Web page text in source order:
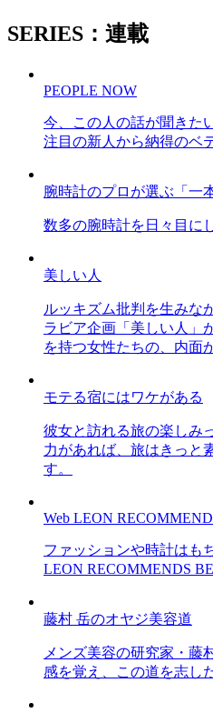
SERIES：連載
PEOPLE NOW
今、この人の話が聞きた
注目の新人から納得のベ
腕時計のプロが選ぶ「一
数多の腕時計を日々目に
美しい人
ルッキズム批判を生みな
ラビア企画「美しい人」
を持つ女性たちの、内面
モテる宿にはワケがある
彼女と訪れる旅の楽しみ
力があれば、旅はきっと
す。
Web LEON
ファッションや時計はも
LEON RECOMMENDS
藤村 岳のオヤジ美容道
メンズ美容の研究家・藤
感を覚え、この道を志し